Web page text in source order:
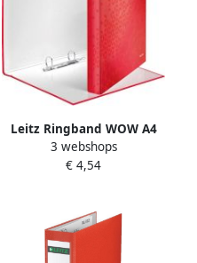
Leitz Ringband WOW A4
maxi 2-rings D-mechaniek
25mm rood
3 webshops
€ 4,54